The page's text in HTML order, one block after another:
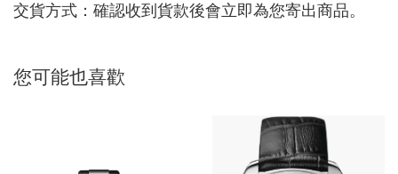
交貨方式：確認收到貨款後會立即為您寄出商品。
您可能也喜歡